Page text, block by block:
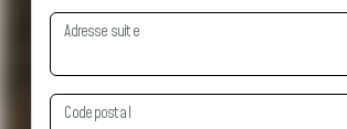
Adresse suite
Code postal